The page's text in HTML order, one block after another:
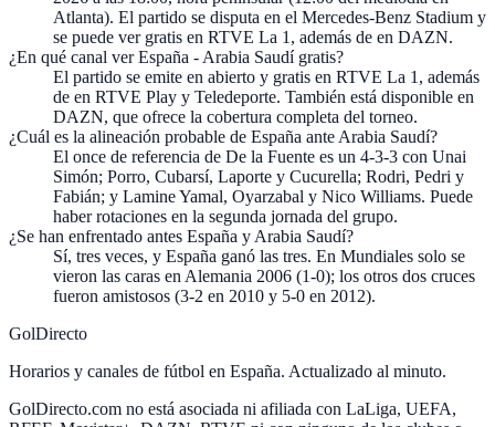
Atlanta). El partido se disputa en el Mercedes-Benz Stadium y
se puede ver gratis en RTVE La 1, además de en DAZN.
¿En qué canal ver España - Arabia Saudí gratis?
El partido se emite en abierto y gratis en RTVE La 1, además
de en RTVE Play y Teledeporte. También está disponible en
DAZN, que ofrece la cobertura completa del torneo.
¿Cuál es la alineación probable de España ante Arabia Saudí?
El once de referencia de De la Fuente es un 4-3-3 con Unai
Simón; Porro, Cubarsí, Laporte y Cucurella; Rodri, Pedri y
Fabián; y Lamine Yamal, Oyarzabal y Nico Williams. Puede
haber rotaciones en la segunda jornada del grupo.
¿Se han enfrentado antes España y Arabia Saudí?
Sí, tres veces, y España ganó las tres. En Mundiales solo se
vieron las caras en Alemania 2006 (1-0); los otros dos cruces
fueron amistosos (3-2 en 2010 y 5-0 en 2012).
GolDirecto
Horarios y canales de fútbol en España. Actualizado al minuto.
GolDirecto.com no está asociada ni afiliada con LaLiga, UEFA,